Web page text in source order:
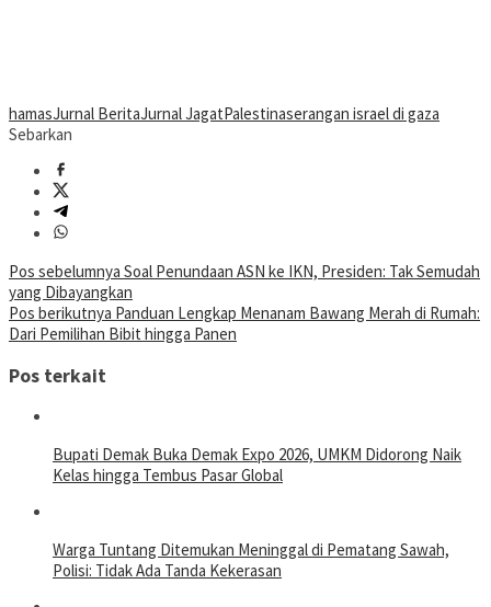
hamasJurnal BeritaJurnal JagatPalestinaserangan israel di gaza
Sebarkan
Navigasi
pos
Pos sebelumnya Soal Penundaan ASN ke IKN, Presiden: Tak Semudah
yang Dibayangkan
Pos berikutnya Panduan Lengkap Menanam Bawang Merah di Rumah:
Dari Pemilihan Bibit hingga Panen
Pos terkait
Bupati Demak Buka Demak Expo 2026, UMKM Didorong Naik
Kelas hingga Tembus Pasar Global
Warga Tuntang Ditemukan Meninggal di Pematang Sawah,
Polisi: Tidak Ada Tanda Kekerasan